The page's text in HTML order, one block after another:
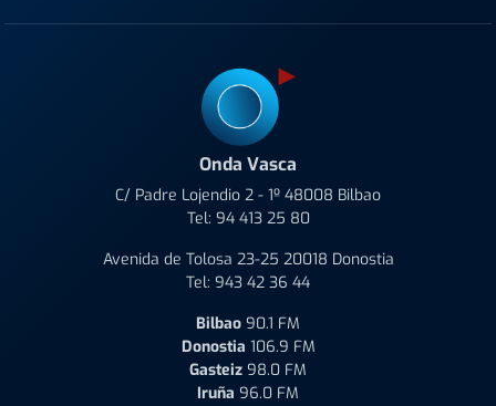
Onda Vasca
C/ Padre Lojendio 2 - 1º 48008 Bilbao
Tel: 94 413 25 80
Avenida de Tolosa 23-25 20018 Donostia
Tel: 943 42 36 44
Bilbao 90.1 FM
Donostia 106.9 FM
Gasteiz 98.0 FM
Iruña 96.0 FM